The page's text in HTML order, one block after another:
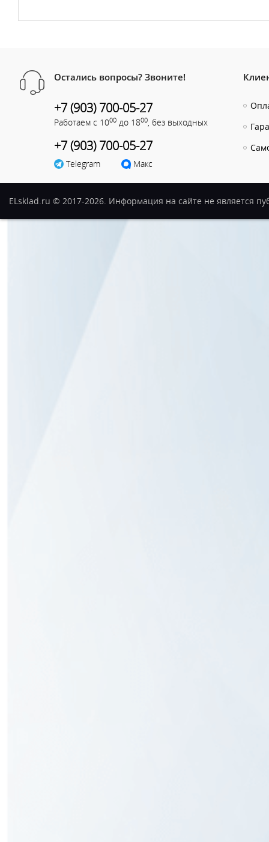
Остались вопросы? Звоните!
+7 (903) 700-05-27
Работаем с 1000 до 1800, без выходных
+7 (903) 700-05-27
Telegram Макс
ELsklad.ru © 2017-2026. Информация на сайте не является